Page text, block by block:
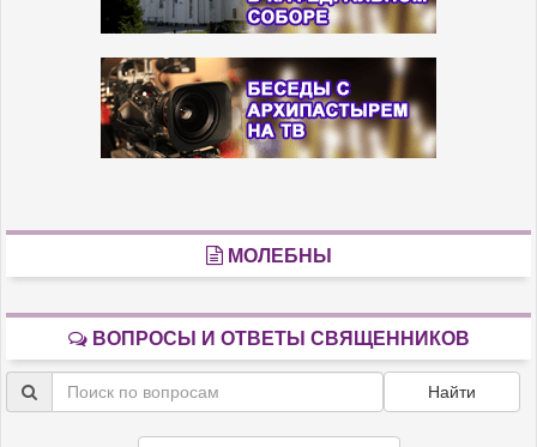
МОЛЕБНЫ
ВОПРОСЫ И ОТВЕТЫ СВЯЩЕННИКОВ
Найти